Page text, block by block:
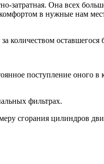
затратная. Она всех
в нужные нам
количеством оставшегося
поступление оного в
фильтрах.
сгорания цилиндров